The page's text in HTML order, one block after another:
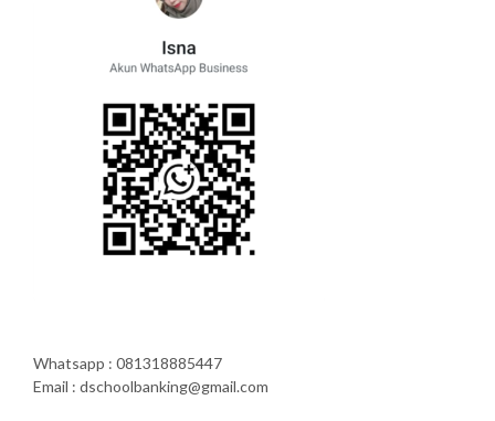
Whatsapp : 081318885447
Email : dschoolbanking@gmail.com